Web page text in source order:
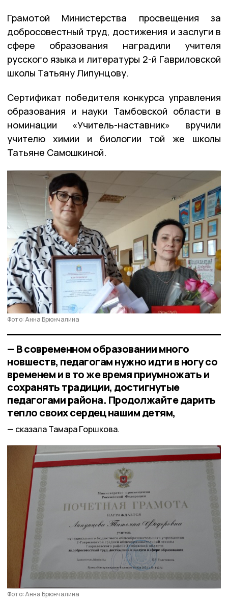
Грамотой Министерства просвещения за
добросовестный труд, достижения и заслуги в
сфере образования наградили учителя
русского языка и литературы 2-й Гавриловской
школы Татьяну Липунцову.
Сертификат победителя конкурса управления
образования и науки Тамбовской области в
номинации «Учитель-наставник» вручили
учителю химии и биологии той же школы
Татьяне Самошкиной.
Фото: Анна Брюнчалина
— В современном образовании много
новшеств, педагогам нужно идти в ногу со
временем и в то же время приумножать и
сохранять традиции, достигнутые
педагогами района. Продолжайте дарить
тепло своих сердец нашим детям,
сказала Тамара Горшкова.
Фото: Анна Брюнчалина